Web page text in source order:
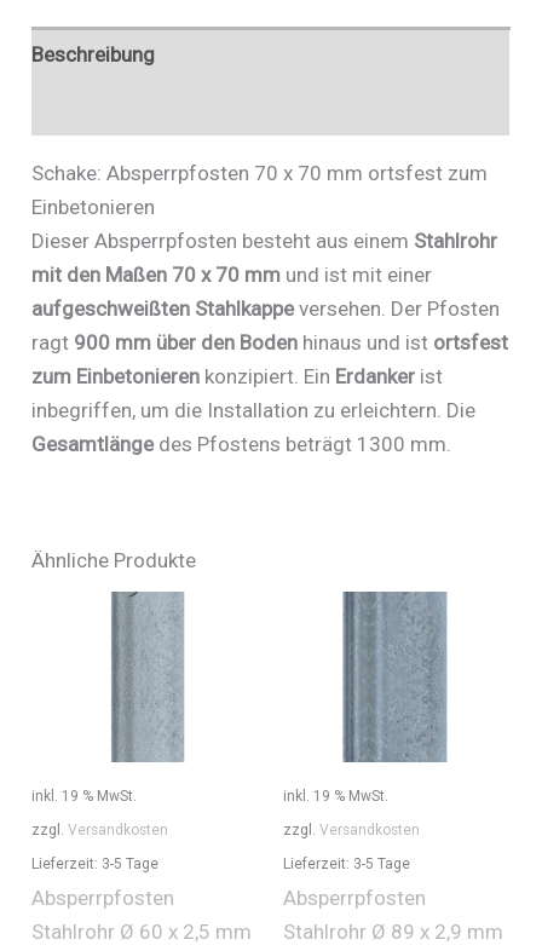
Beschreibung
Schake: Absperrpfosten 70 x 70 mm ortsfest zum
Einbetonieren
Dieser Absperrpfosten besteht aus einem Stahlrohr
mit den Maßen 70 x 70 mm und ist mit einer
aufgeschweißten Stahlkappeversehen. Der Pfosten
ragt 900 mm über den Boden hinaus und ist ortsfest
zum Einbetonieren konzipiert. Ein Erdanker ist
inbegriffen, um die Installation zu erleichtern. Die
Gesamtlängedes Pfostens beträgt 1300 mm.
Ähnliche Produkte
inkl. 19 % MwSt.
zzgl.Versandkosten
Lieferzeit: 3-5 Tage
Absperrpfosten
Stahlrohr Ø 60 x 2,5 mm
inkl. 19 % MwSt.
zzgl. Versandkosten
Lieferzeit: 3-5 Tage
Absperrpfosten
Stahlrohr Ø 89 x 2,9 mm